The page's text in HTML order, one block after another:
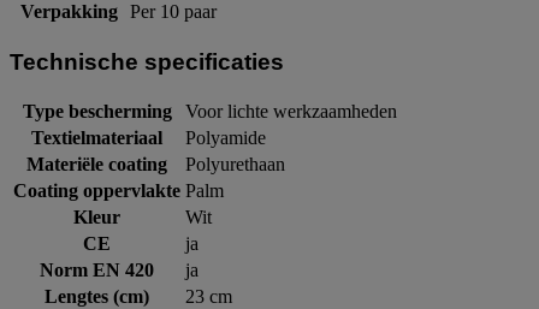
Verpakking Per 10 paar
Technische specificaties
Type bescherming
Voor lichte werkzaamheden
Textielmateriaal
Polyamide
Materiële coating
Polyurethaan
Coating oppervlakte Palm
Kleur
Wit
CE
ja
Norm EN 420
ja
Lengtes (cm)
23 cm